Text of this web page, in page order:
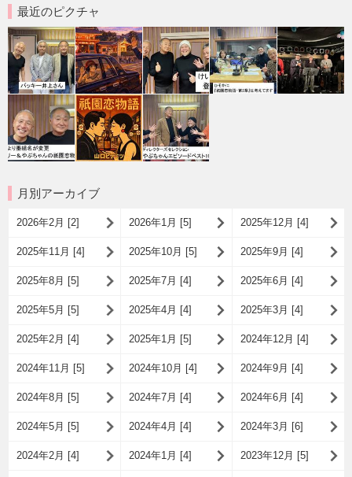
最近のピクチャ
月別アーカイブ
2026年2月 [2] 2026年1月 [5] 2025年12月 [4]
2025年11月 [4] 2025年10月 [5] 2025年9月 [4]
2025年8月 [5] 2025年7月 [4] 2025年6月 [4]
2025年5月 [5] 2025年4月 [4] 2025年3月 [4]
2025年2月 [4] 2025年1月 [5] 2024年12月 [4]
2024年11月 [5] 2024年10月 [4] 2024年9月 [4]
2024年8月 [5] 2024年7月 [4] 2024年6月 [4]
2024年5月 [5] 2024年4月 [4] 2024年3月 [6]
2024年2月 [4] 2024年1月 [4] 2023年12月 [5]